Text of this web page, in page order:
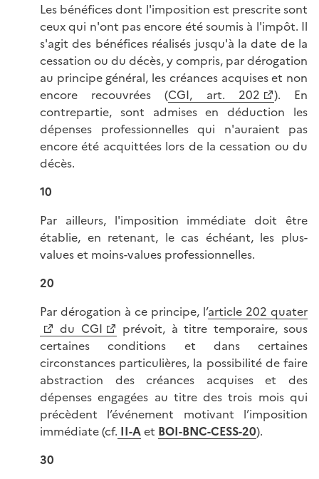
Les bénéfices dont l'imposition est prescrite sont
ceux qui n'ont pas encore été soumis à l'impôt. Il
s'agit des bénéfices réalisés jusqu'à la date de la
cessation ou du décès, y compris, par dérogation
au principe général, les créances acquises et non
encore recouvrées (CGI, art. 202
). En
contrepartie, sont admises en déduction les
dépenses professionnelles qui n'auraient pas
encore été acquittées lors de la cessation ou du
décès.
10
Par ailleurs, l'imposition immédiate doit être
établie, en retenant, le cas échéant, les plus-
values et moins-values professionnelles.
20
Par dérogation à ce principe, l’article 202 quater
du CGI
prévoit, à titre temporaire, sous
certaines conditions et dans certaines
circonstances particulières, la possibilité de faire
abstraction des créances acquises et des
dépenses engagées au titre des trois mois qui
précèdent l’événement motivant l’imposition
immédiate (cf. II-Aet BOI-BNC-CESS-20).
30